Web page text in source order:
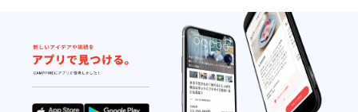
木鉢に
ウルシ
の種ま
き。ぜ
ひチャ
レンジ
してみ
てくだ
難しい
といわ
れるウ
ルシで
すが、
プロ
ジェク
トメン
ンカチ
は手ぬ
ぐい生
地の両
端を
縫って
ありま
すの
いた
め、水
性ウレ
タン樹
脂を塗
装しま
した。
文字
ありま
せん。
文字
入
れ
文字
入れご
希望の